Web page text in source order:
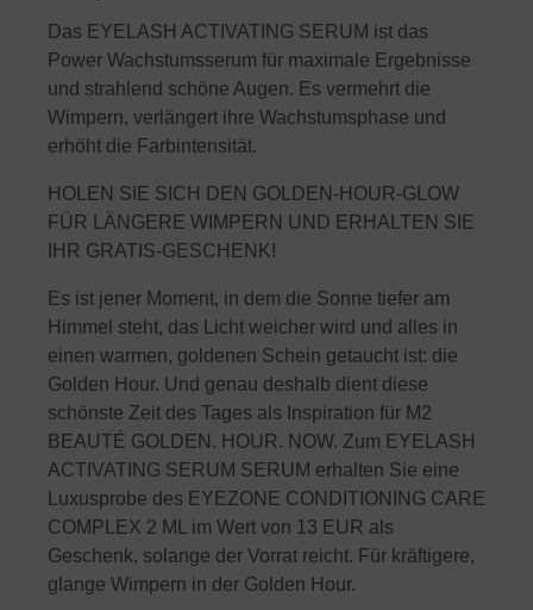
Das EYELASH ACTIVATING SERUM ist das
Power Wachstumsserum für maximale Ergebnisse
und strahlend schöne Augen. Es vermehrt die
Wimpern, verlängert ihre Wachstumsphase und
erhöht die Farbintensität.
HOLEN SIE SICH DEN GOLDEN-HOUR-GLOW
FÜR LÄNGERE WIMPERN UND ERHALTEN SIE
IHR GRATIS-GESCHENK!
Es ist jener Moment, in dem die Sonne tiefer am
Himmel steht, das Licht weicher wird und alles in
einen warmen, goldenen Schein getaucht ist: die
Golden Hour. Und genau deshalb dient diese
schönste Zeit des Tages als Inspiration für M2
BEAUTÉ GOLDEN. HOUR. NOW. Zum EYELASH
ACTIVATING SERUM SERUM erhalten Sie eine
Luxusprobe des EYEZONE CONDITIONING CARE
COMPLEX 2 ML im Wert von 13 EUR als
Geschenk, solange der Vorrat reicht. Für kräftigere,
glange Wimpern in der Golden Hour.